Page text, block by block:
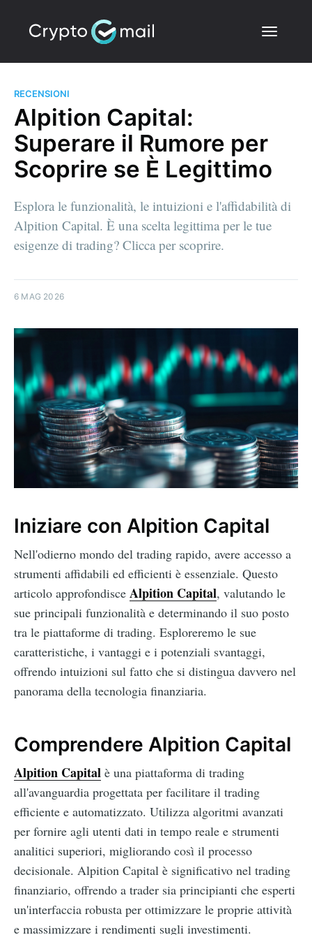
RECENSIONI
Alpition Capital:
Superare il Rumore per
Scoprire se È Legittimo
Esplora le funzionalità, le intuizioni e l'affidabilità di
Alpition Capital. È una scelta legittima per le tue
esigenze di trading? Clicca per scoprire.
6 MAG 2026
Iniziare con Alpition Capital
Nell'odierno mondo del trading rapido, avere accesso a
strumenti affidabili ed efficienti è essenziale. Questo
articolo approfondisce Alpition Capital, valutando le
sue principali funzionalità e determinando il suo posto
tra le piattaforme di trading. Esploreremo le sue
caratteristiche, i vantaggi e i potenziali svantaggi,
offrendo intuizioni sul fatto che si distingua davvero nel
panorama della tecnologia finanziaria.
Comprendere Alpition Capital
Alpition Capital è una piattaforma di trading
all'avanguardia progettata per facilitare il trading
efficiente e automatizzato. Utilizza algoritmi avanzati
per fornire agli utenti dati in tempo reale e strumenti
analitici superiori, migliorando così il processo
decisionale. Alpition Capital è significativo nel trading
finanziario, offrendo a trader sia principianti che esperti
un'interfaccia robusta per ottimizzare le proprie attività
e massimizzare i rendimenti sugli investimenti.